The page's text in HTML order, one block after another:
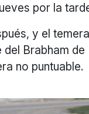
por la
y el
Brabham
no puntuable.